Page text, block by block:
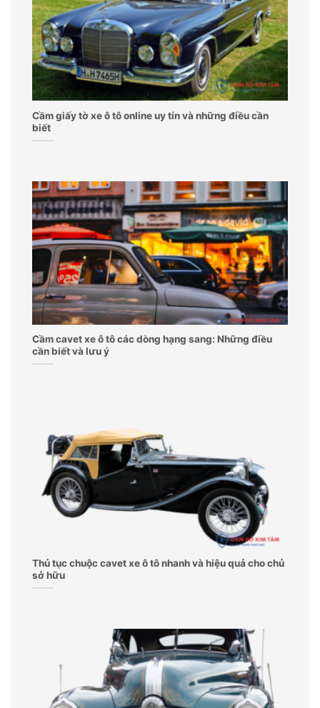
Cầm giấy tờ xe ô tô online uy tín và những điều cần
biết
Cầm cavet xe ô tô các dòng hạng sang: Những điều
cần biết và lưu ý
Thủ tục chuộc cavet xe ô tô nhanh và hiệu quả cho chủ
sở hữu